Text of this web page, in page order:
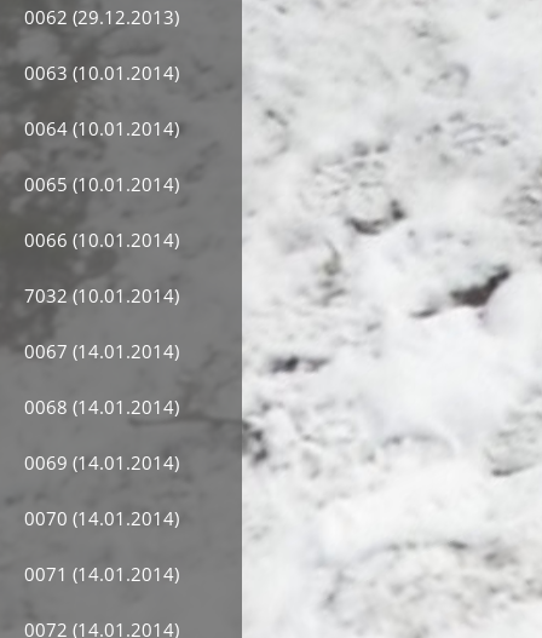
0062 (29.12.2013)
0063 (10.01.2014)
0064 (10.01.2014)
0065 (10.01.2014)
0066 (10.01.2014)
7032 (10.01.2014)
0067 (14.01.2014)
0068 (14.01.2014)
0069 (14.01.2014)
0070 (14.01.2014)
0071 (14.01.2014)
0072 (14.01.2014)